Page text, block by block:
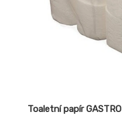
Toaletní papír GASTRO